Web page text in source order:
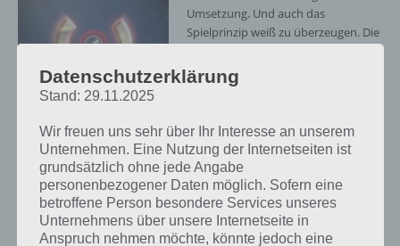
Umsetzung. Und auch das
Spielprinzip weiß zu überzeugen. Die
diesem Genre einfach gelöst. So
muss man lediglich auf den linken
tippen, damit unsere Ozean-
Spielfigur in die entsprechende
Richtung sich bewegt. Jedoch kann
man auch loslassen mit Tippen,
wodurch die Kreatur wieder ein
wenig nach unten geht.
Datenschutzerklärung
Stand: 29.11.2025
Wir freuen uns sehr über Ihr Interesse an unserem
Unternehmen. Eine Nutzung der Internetseiten ist
grundsätzlich ohne jede Angabe
personenbezogener Daten möglich. Sofern eine
betroffene Person besondere Services unseres
Unternehmens über unsere Internetseite in
Anspruch nehmen möchte, könnte jedoch eine